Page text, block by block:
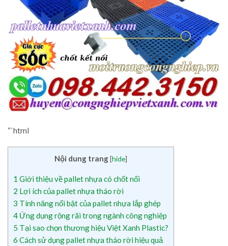
“`html
Nội dung trang[hide]
1 Giới thiệu về pallet nhựa có chốt nối
2 Lợi ích của pallet nhựa tháo rời
3 Tính năng nổi bật của pallet nhựa lắp ghép
4 Ứng dụng rộng rãi trong ngành công nghiệp
5 Tại sao chọn thương hiệu Việt Xanh Plastic?
6 Cách sử dụng pallet nhựa tháo rời hiệu quả